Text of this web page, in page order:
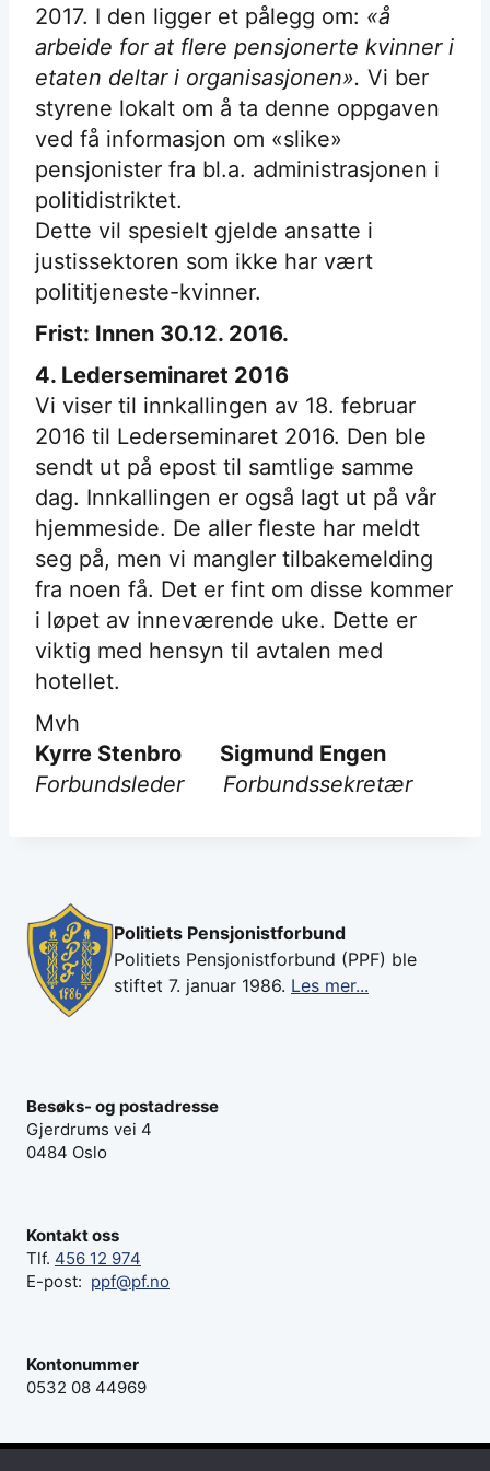
2017. I den ligger et pålegg om: «å
arbeide for at flere pensjonerte kvinner i
etaten deltar i organisasjonen». Vi ber
styrene lokalt om å ta denne oppgaven
ved få informasjon om «slike»
pensjonister fra bl.a. administrasjonen i
politidistriktet.
Dette vil spesielt gjelde ansatte i
justissektoren som ikke har vært
polititjeneste-kvinner.
Frist: Innen 30.12. 2016.
4. Lederseminaret 2016
Vi viser til innkallingen av 18. februar
2016 til Lederseminaret 2016. Den ble
sendt ut på epost til samtlige samme
dag. Innkallingen er også lagt ut på vår
hjemmeside. De aller fleste har meldt
seg på, men vi mangler tilbakemelding
fra noen få. Det er fint om disse kommer
i løpet av inneværende uke. Dette er
viktig med hensyn til avtalen med
hotellet.
Mvh
Kyrre Stenbro Sigmund Engen
Forbundsleder Forbundssekretær
Politiets Pensjonistforbund
Politiets Pensjonistforbund (PPF) ble
stiftet 7. januar 1986. Les mer...
Besøks- og postadresse
Gjerdrums vei 4
0484 Oslo
Kontakt oss
Tlf. 456 12 974
E-post: ppf@pf.no
Kontonummer
0532 08 44969